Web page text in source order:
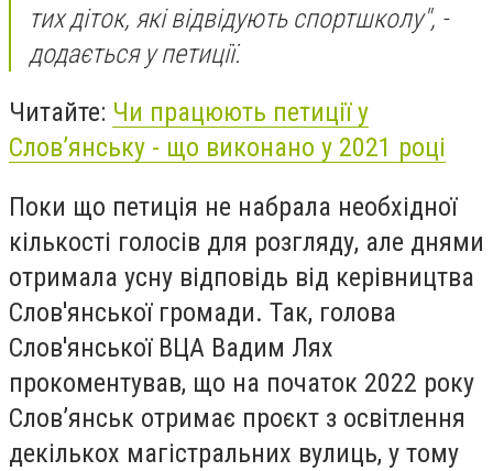
тих діток, які відвідують спортшколу", -
додається у петиції.
Читайте: Чи працюють петиції у
Слов’янську - що виконано у 2021 році
Поки що петиція не набрала необхідної
кількості голосів для розгляду, але днями
отримала усну відповідь від керівництва
Слов'янської громади. Так, голова
Слов'янської ВЦА Вадим Лях
прокоментував, що на початок 2022 року
Слов’янськ отримає проєкт з освітлення
декількох магістральних вулиць, у тому